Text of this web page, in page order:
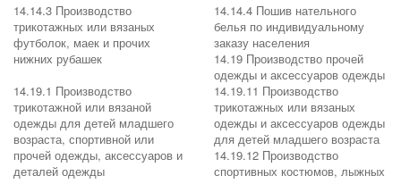
14.14.3 Производство
трикотажных или вязаных
футболок, маек и прочих
нижних рубашек
14.14.4 Пошив нательного
белья по индивидуальному
заказу населения
14.19 Производство прочей
одежды и аксессуаров одежды
14.19.1 Производство
трикотажной или вязаной
одежды для детей младшего
возраста, спортивной или
прочей одежды, аксессуаров и
деталей одежды
14.19.11 Производство
трикотажных или вязаных
одежды и аксессуаров одежды
для детей младшего возраста
14.19.12 Производство
спортивных костюмов, лыжных